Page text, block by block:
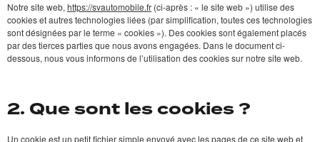
Notre site web, https://svautomobile.fr (ci-après : « le site web ») utilise des
cookies et autres technologies liées (par simplification, toutes ces technologies
sont désignées par le terme « cookies »). Des cookies sont également placés
par des tierces parties que nous avons engagées. Dans le document ci-
dessous, nous vous informons de l’utilisation des cookies sur notre site web.
2. Que sont les cookies ?
Un cookie est un petit fichier simple envoyé avec les pages de ce site web et